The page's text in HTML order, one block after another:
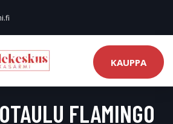
KAUPPA
FLAMINGO